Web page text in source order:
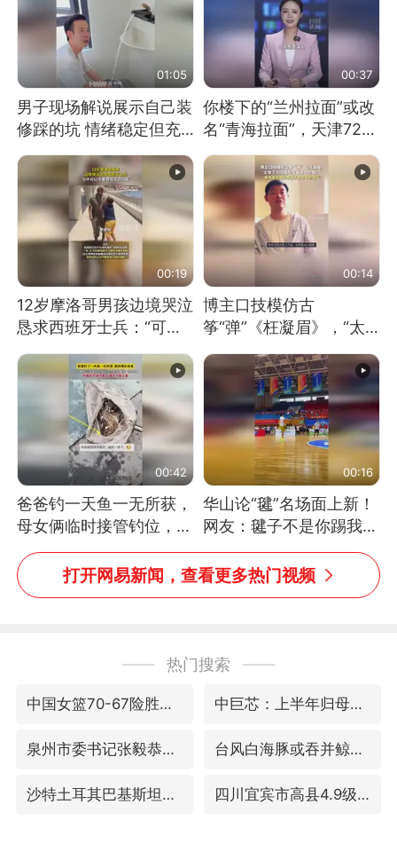
01:05
男子现场解说展示自己装
修踩的坑 情绪稳定但充
满无奈 每处都有精心设
计 但每处都有瑕疵 网
友：一开始我没笑 但看
到洗手盆我没绷住
00:37
你楼下的“兰州拉面”或改
名“青海拉面”，天津72家
面馆已集体更换招牌
00:19
12岁摩洛哥男孩边境哭泣
恳求西班牙士兵：“可不
可以不要把我遣返回国”
00:14
博主口技模仿古
筝“弹”《枉凝眉》，“太
像了～你是吃古筝长大的
吗？”“或将成为首位考级
不带古筝的选手。”（来
源：新华每日电讯）
00:42
爸爸钓一天鱼一无所获，
母女俩临时接管钓位，用
玩具鱼竿钓上大鱼
00:16
华山论“毽”名场面上新！
网友：毽子不是你踢我
捡，我踢你捡吗
打开网易新闻，查看更多热门视频
热门搜索
中国女篮70-67险胜尼日利亚女篮 中巨芯：上半年归母净利润1405.77万元
泉州市委书记张毅恭被查 台风白海豚或吞并鲸鱼 登陆地点更新
沙特土耳其巴基斯坦签署共同防务协议 四川宜宾市高县4.9级地震致1人死亡